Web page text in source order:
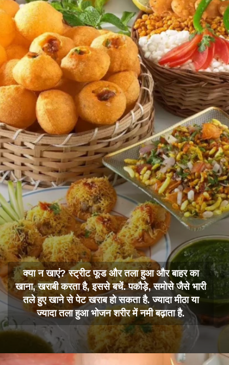
क्या न खाएं? स्ट्रीट फूड और तला हुआ और बाहर का
खाना, खराबी करता है, इससे बचें. पकौड़े, समोसे जैसे भारी
तले हुए खाने से पेट खराब हो सकता है. ज्यादा मीठा या
ज्यादा तला हुआ भोजन शरीर में नमी बढ़ाता है.